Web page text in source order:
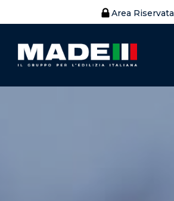
Area Riservata